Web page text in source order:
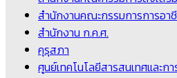
สำนักงานคณะกรรมการการอา
สำนักงาน ก.ค.ศ.
คุรุสภา
ศูนย์เทคโนโลยีสารสนเทศและ